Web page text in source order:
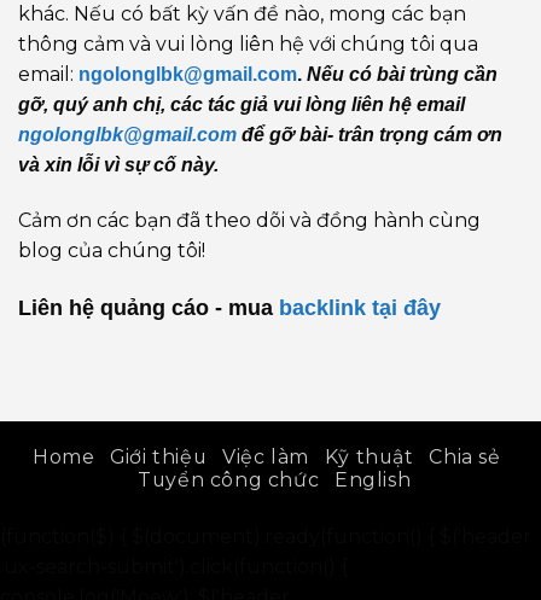
khác. Nếu có bất kỳ vấn đề nào, mong các bạn
thông cảm và vui lòng liên hệ với chúng tôi qua
email: ngolonglbk@gmail.com. Nếu có bài trùng cần
gỡ, quý anh chị, các tác giả vui lòng liên hệ email
ngolonglbk@gmail.com để gỡ bài- trân trọng cám ơn
và xin lỗi vì sự cố này.
Cảm ơn các bạn đã theo dõi và đồng hành cùng
blog của chúng tôi!
Liên hệ quảng cáo - mua backlink tại đây
Home Giới thiệu Việc làm Kỹ thuật
Chia sẻ
Tuyển công chức
English